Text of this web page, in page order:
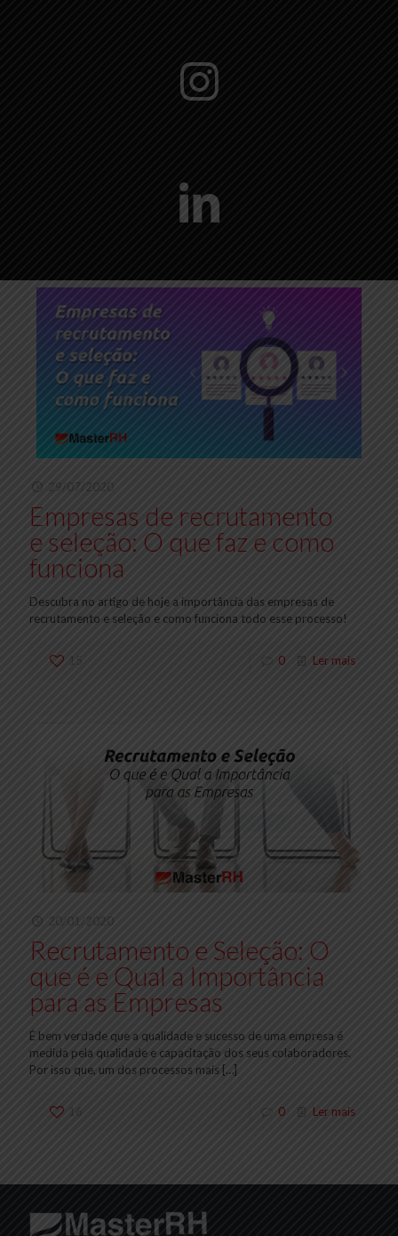
29/07/2020
Empresas de recrutamento
e seleção: O que faz e como
funciona
Descubra no artigo de hoje a importância das empresas de
recrutamento e seleção e como funciona todo esse processo!
15 0 Ler mais
20/01/2020
Recrutamento e Seleção: O
que é e Qual a Importância
para as Empresas
É bem verdade que a qualidade e sucesso de uma empresa é
medida pela qualidade e capacitação dos seus colaboradores.
Por isso que, um dos processos mais […]
16 0 Ler mais